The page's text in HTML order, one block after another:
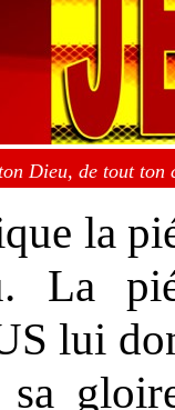
Dieu, de tout ton
la
La
lui